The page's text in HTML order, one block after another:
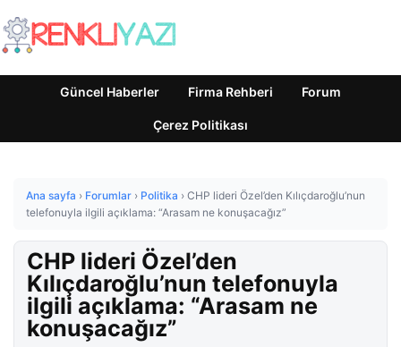
Güncel Haberler Firma Rehberi Forum
Çerez Politikası
Ana sayfa › Forumlar › Politika › CHP lideri Özel’den Kılıçdaroğlu’nun
telefonuyla ilgili açıklama: “Arasam ne konuşacağız”
CHP lideri Özel’den
Kılıçdaroğlu’nun telefonuyla
ilgili açıklama: “Arasam ne
konuşacağız”